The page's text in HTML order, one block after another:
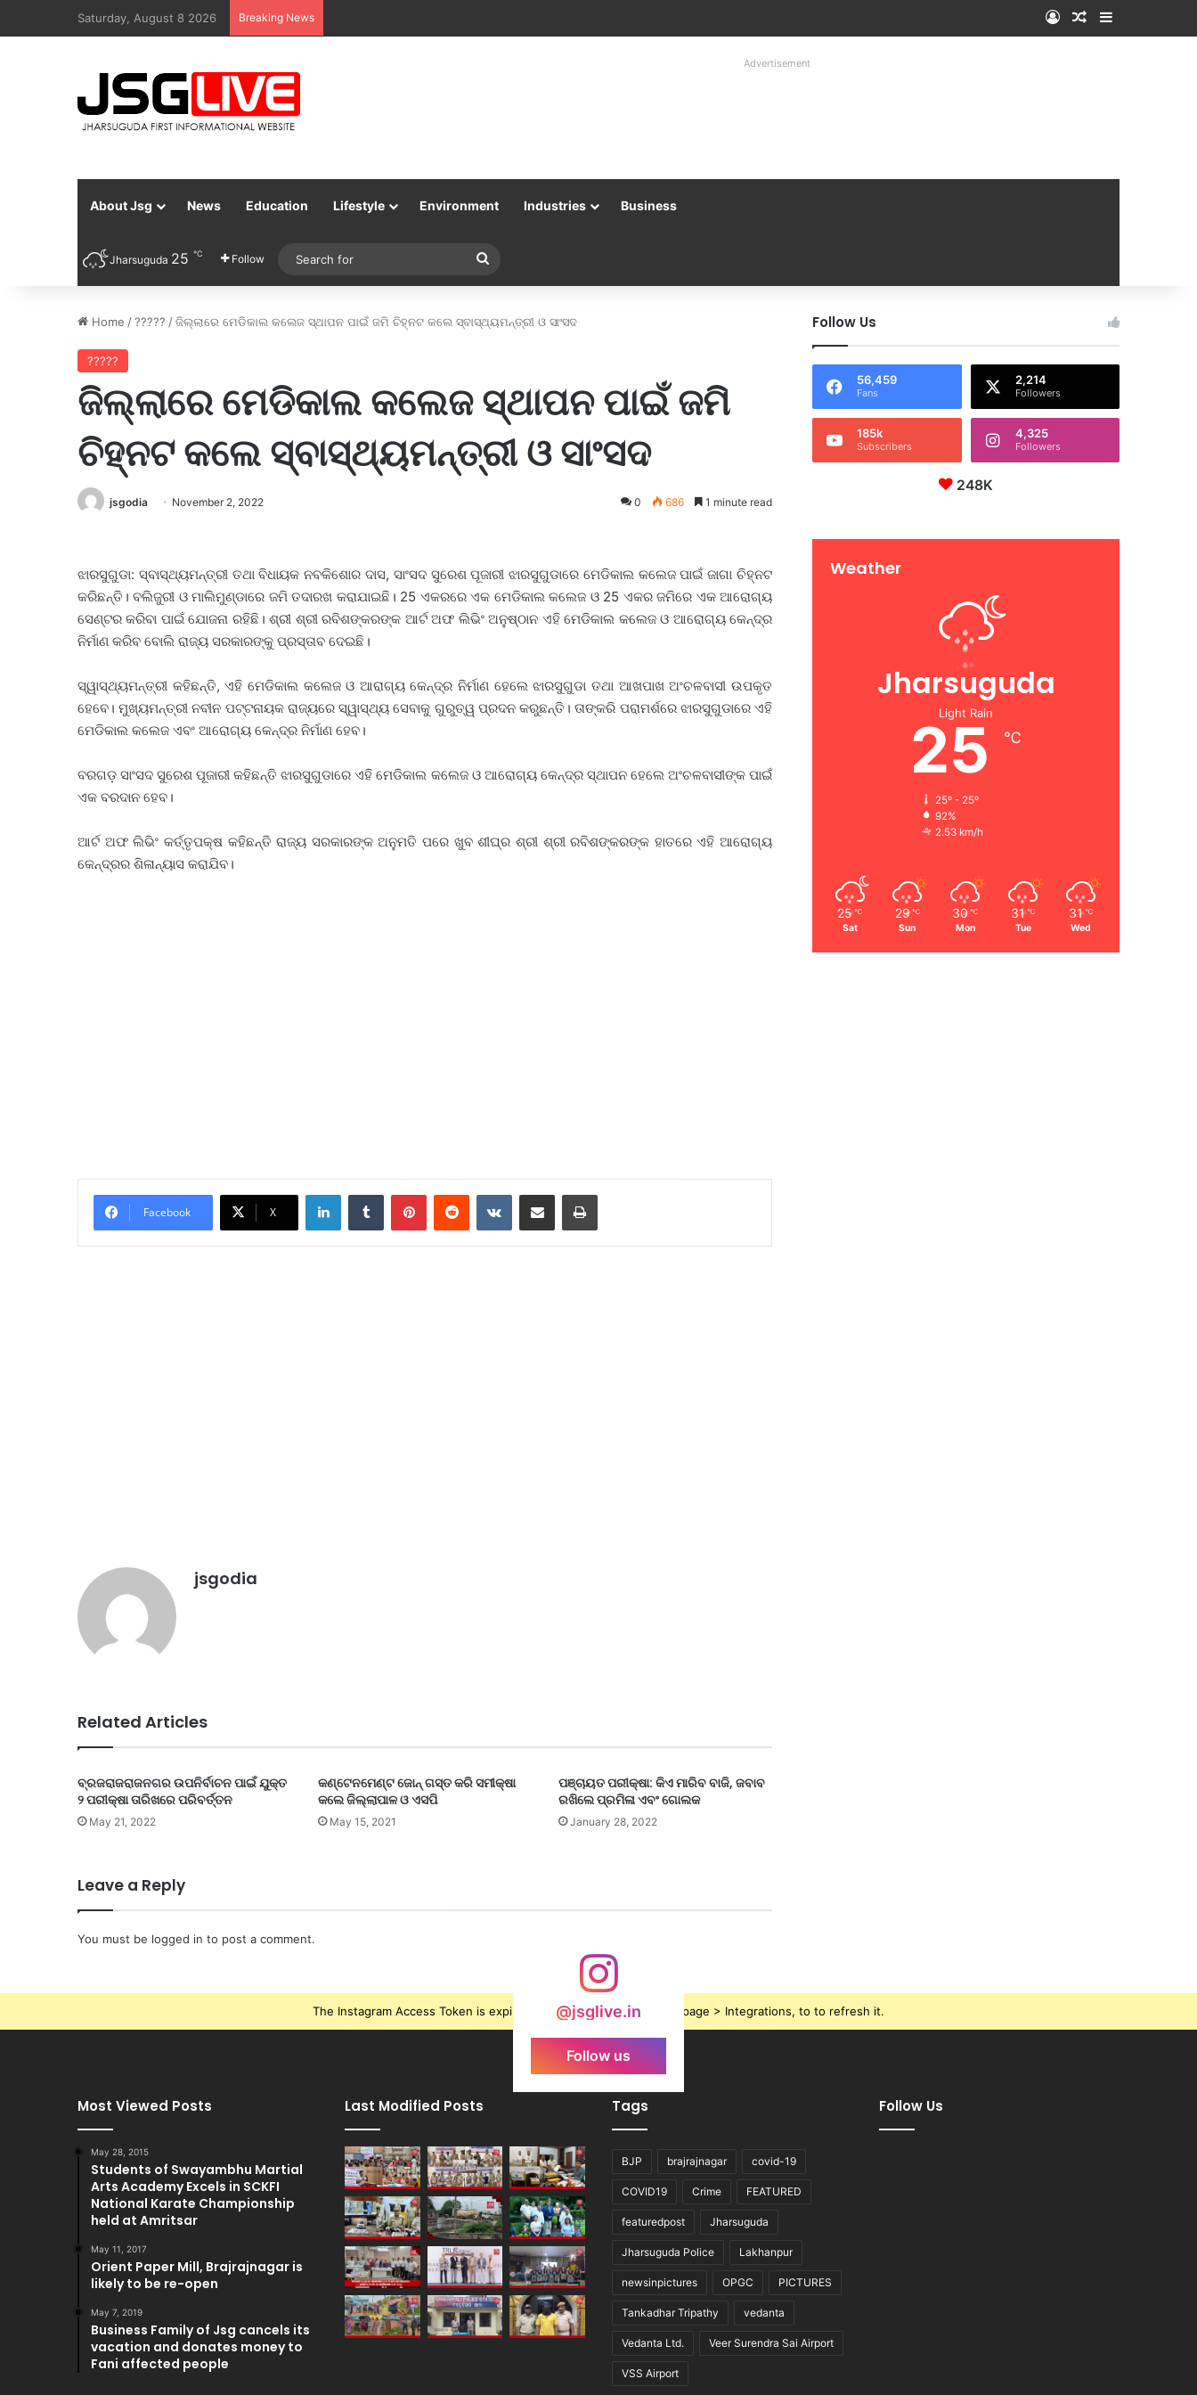
Saturday, August 8 2026 Breaking News Log InRandom Article
Sidebar
Advertisement
About Jsg News Education Lifestyle Environment Industries Business
Jharsuguda 25 ℃ Follow
for
Home /????? /ଜିଲ୍ଲାରେ ମେଡିକାଲ କଲେଜ ସ୍ଥାପନ ପାଇଁ ଜମି ଚିହ୍ନଟ କଲେ ସ୍ବାସ୍ଥ୍ୟମନ୍ତ୍ରୀ ଓ ସାଂସଦ
?????
ଜିଲ୍ଲାରେ ମେଡିକାଲ କଲେଜ ସ୍ଥାପନ ପାଇଁ ଜମି
ଚିହ୍ନଟ କଲେ ସ୍ବାସ୍ଥ୍ୟମନ୍ତ୍ରୀ ଓ ସାଂସଦ
jsgodia November 2, 2022 0 686 1 minute read
ଝାରସୁଗୁଡା: ସ୍ବାସ୍ଥ୍ୟମନ୍ତ୍ରୀ ତଥା ବିଧାୟକ ନବକିଶୋର ଦାସ, ସାଂସଦ ସୁରେଶ ପୂଜାରୀ ଝାରସୁଗୁଡାରେ ମେଡିକାଲ କଲେଜ ପାଇଁ ଜାଗା ଚିହ୍ନଟ
କରିଛନ୍ତି। ବଲିଜୁରୀ ଓ ମାଲିମୁଣ୍ଡାରେ ଜମି ତଦାରଖ କରାଯାଇଛି। 25 ଏକରରେ ଏକ ମେଡିକାଲ କଲେଜ ଓ 25 ଏକର ଜମିରେ ଏକ ଆରୋଗ୍ୟ
ସେଣ୍ଟର କରିବା ପାଇଁ ଯୋଜନା ରହିଛି। ଶ୍ରୀ ଶ୍ରୀ ରବିଶଙ୍କରଙ୍କ ଆର୍ଟ ଅଫ ଲିଭିଂ ଅନୁଷ୍ଠାନ ଏହି ମେଡିକାଲ କଲେଜ ଓ ଆରୋଗ୍ୟ କେନ୍ଦ୍ର
ନିର୍ମାଣ କରିବ ବୋଲି ରାଜ୍ୟ ସରକାରଙ୍କୁ ପ୍ରସ୍ତାବ ଦେଇଛି।
ସ୍ୱାସ୍ଥ୍ୟମନ୍ତ୍ରୀ କହିଛନ୍ତି, ଏହି ମେଡିକାଲ କଲେଜ ଓ ଆରାଗ୍ୟ କେନ୍ଦ୍ର ନିର୍ମାଣ ହେଲେ ଝାରସୁଗୁଡା ତଥା ଆଖପାଖ ଅଂଚଳବାସୀ ଉପକୃତ
ହେବେ। ମୁଖ୍ୟମନ୍ତ୍ରୀ ନବୀନ ପଟ୍ଟନାୟକ ରାଜ୍ୟରେ ସ୍ୱାସ୍ଥ୍ୟ ସେବାକୁ ଗୁରୁତ୍ୱ ପ୍ରଦନ କରୁଛନ୍ତି। ତାଙ୍କରି ପରାମର୍ଶରେ ଝାରସୁଗୁଡାରେ ଏହି
ମେଡିକାଲ କଲେଜ ଏବଂ ଆରୋଗ୍ୟ କେନ୍ଦ୍ର ନିର୍ମାଣ ହେବ।
ବରଗଡ଼ ସାଂସଦ ସୁରେଶ ପୂଜାରୀ କହିଛନ୍ତି ଝାରସୁଗୁଡାରେ ଏହି ମେଡିକାଲ କଲେଜ ଓ ଆରୋଗ୍ୟ କେନ୍ଦ୍ର ସ୍ଥାପନ ହେଲେ ଅଂଚଳବାସୀଙ୍କ ପାଇଁ
ଏକ ବରଦାନ ହେବ।
ଆର୍ଟ ଅଫ ଲିଭିଂ କର୍ତ୍ତୃପକ୍ଷ କହିଛନ୍ତି ରାଜ୍ୟ ସରକାରଙ୍କ ଅନୁମତି ପରେ ଖୁବ ଶୀଘ୍ର ଶ୍ରୀ ଶ୍ରୀ ରବିଶଙ୍କରଙ୍କ ହାତରେ ଏହି ଆରୋଗ୍ୟ
କେନ୍ଦ୍ରର ଶିଳାନ୍ୟାସ କରାଯିବ।
Facebook X
LinkedInTumblr PinterestReddit VKontakteShare via Email Print
jsgodia
Related Articles
ବ୍ରଜରାଜରାଜନଗର ଉପନିର୍ବାଚନ ପାଇଁ ଯୁକ୍ତ
୨ ପରୀକ୍ଷା ତାରିଖରେ ପରିବର୍ତ୍ତନ
May 21, 2022
କଣ୍ଟେନମେଣ୍ଟ ଜୋନ୍ ଗସ୍ତ କରି ସମୀକ୍ଷା
କଲେ ଜିଲ୍ଲାପାଳ ଓ ଏସପି
May 15, 2021
ପଞ୍ଚାୟତ ପରୀକ୍ଷା: କିଏ ମାରିବ ବାଜି, ଜବାବ
ରଖିଲେ ପ୍ରମିଳା ଏବଂ ଗୋଲକ
January 28, 2022
Leave a Reply
You must be logged in to post a comment.
Follow Us
56,459
Fans
2,214
Followers
185k
Subscribers
4,325
Followers
248K
Weather
Jharsuguda
Light Rain
25 ℃
25º - 25º
92%
2.53 km/h
25 ℃
Sat
29 ℃
Sun
30 ℃
Mon
31 ℃
Tue
31 ℃
Wed
@jsglive.in
Follow us
The Instagram Access Token is expired, Go to the Theme options page > Integrations, to to refresh it.
Most Viewed Posts
May 28, 2015
Students of Swayambhu Martial
Arts Academy Excels in SCKFI
National Karate Championship
held at Amritsar
May 11, 2017
Orient Paper Mill, Brajrajnagar is
likely to be re-open
May 7, 2019
Business Family of Jsg cancels its
vacation and donates money to
Fani affected people
Last Modified Posts Tags
BJP brajrajnagar covid-19
COVID19 Crime FEATURED
featuredpost Jharsuguda
Jharsuguda Police Lakhanpur
newsinpictures OPGC PICTURES
Tankadhar Tripathy vedanta
Vedanta Ltd. Veer Surendra Sai Airport
VSS Airport
Follow Us